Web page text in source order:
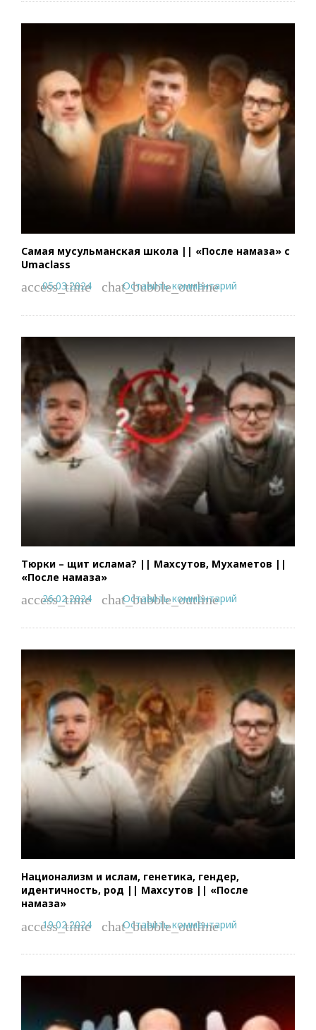
Самая мусульманская школа || «После намаза» с
Umaclass
access_time
05.03.2024 chat_bubble_outline
Оставить комментарий
Тюрки – щит ислама? || Махсутов, Мухаметов ||
«После намаза»
access_time
26.02.2024 chat_bubble_outline
Оставить комментарий
Национализм и ислам, генетика, гендер,
идентичность, род || Махсутов || «После
намаза»
access_time
19.02.2024 chat_bubble_outline
Оставить комментарий